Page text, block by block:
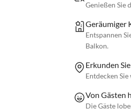
Genießen Sie
Geräumiger
Entspannen
Balkon.
Erkunden
Entdecken
Von Gästen
Die Gäste